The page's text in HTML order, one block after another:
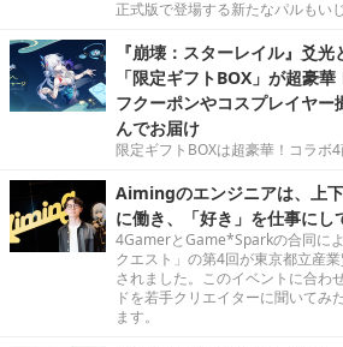
正式版で登場する新たなパルもい
『崩壊：スターレイル』爻
「限定ギフトBOX」が超豪
フクーポンやコスプレイヤー
んでお届け
限定ギフトBOXは超豪華！コラボ
Aimingのエンジニアは、上
に働き、「好き」を仕事にし
4GamerとGame*Sparkの合同に
クエスト」の第4回が東京都立産
されました。このイベントに合わ
ドを若手クリエイターに聞いてみ
ます。